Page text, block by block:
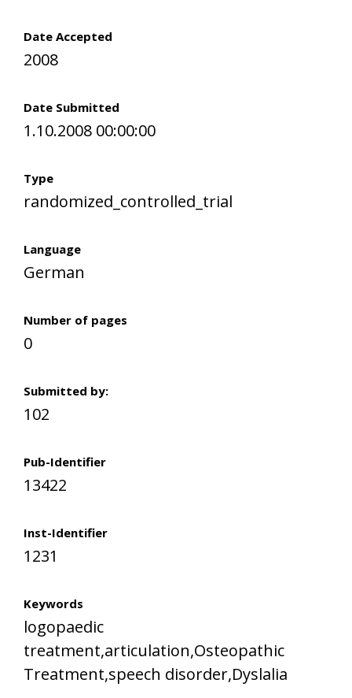
Date Accepted
2008
Date Submitted
1.10.2008 00:00:00
Type
randomized_controlled_trial
Language
German
Number of pages
0
Submitted by:
102
Pub-Identifier
13422
Inst-Identifier
1231
Keywords
logopaedic
treatment,articulation,Osteopathic
Treatment,speech disorder,Dyslalia